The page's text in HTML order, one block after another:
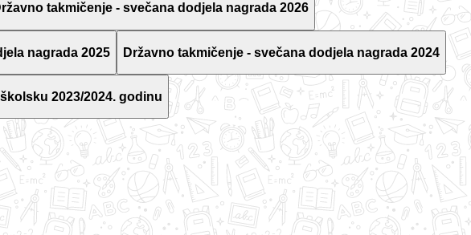
takmičenje - svečana dodjela nagrada 2026
nagrada 2025 Državno takmičenje - svečana dodjela nagrada 2024
2023/2024. godinu